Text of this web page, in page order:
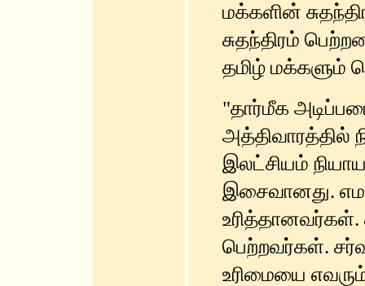
மக்களின்
சுதந்திரம்
தமிழ் மக்களும்
"தார்மீக
அத்திவாரத்தில்
இலட்சியம்
இசைவானது.
பெற்றவர்கள்.
உரிமையை எவரும்